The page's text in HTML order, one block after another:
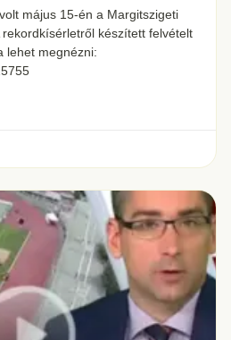
május 15-én a Margitszigeti
készített felvételt
lehet megnézni: